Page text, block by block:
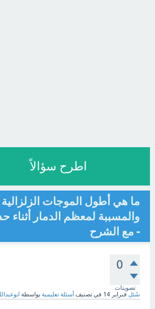
اطرح سؤالاً
ما هي أطول الموجات
والمسببة لمعظم الدمار أثناء
- مع الشرح
0
تصويتات
سُئل فبراير 14 في تصنيف أسئلة تعليمية بواسطة